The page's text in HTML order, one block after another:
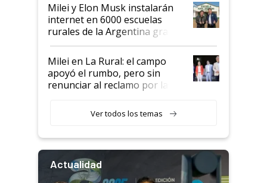
Milei y Elon Musk instalarán
internet en 6000 escuelas
rurales de la Argentina gracias
a un acuerdo con Starlink
Milei en La Rural: el campo
apoyó el rumbo, pero sin
renunciar al reclamo por las
Ver todos los temas
Actualidad